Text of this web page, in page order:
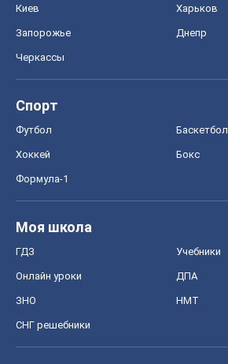
Киев Харьков
Запорожье Днепр
Черкассы
Спорт
Футбол Баскетбол
Хоккей Бокс
Формула-1
Моя школа
ГДЗ Учебники
Онлайн уроки ДПА
ЗНО НМТ
СНГ решебники